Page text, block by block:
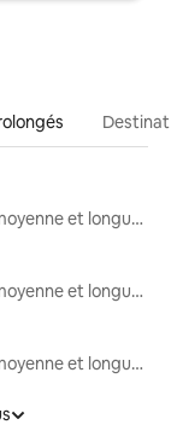
Locations moyenne et longue durée
Locations moyenne et longue durée
Locations moyenne et longue durée